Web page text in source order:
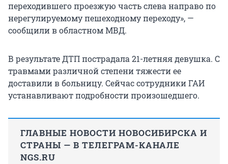
переходившего проезжую часть слева направо по
нерегулируемому пешеходному переходу», —
сообщили в областном МВД.
В результате ДТП пострадала 21-летняя девушка. С
травмами различной степени тяжести ее
доставили в больницу. Сейчас сотрудники ГАИ
устанавливают подробности произошедшего.
ГЛАВНЫЕ НОВОСТИ НОВОСИБИРСКА И
СТРАНЫ — В ТЕЛЕГРАМ-КАНАЛЕ
NGS.RU